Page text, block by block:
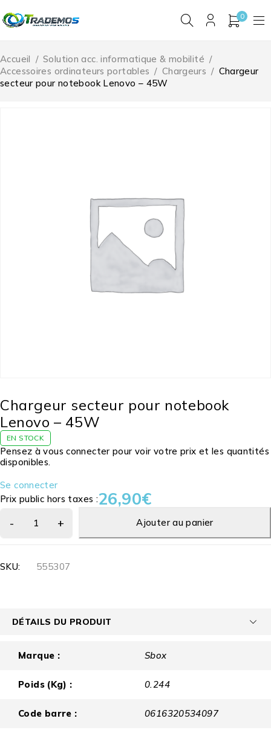
0
Accueil / Solution acc. informatique & mobilité /
Accessoires ordinateurs portables / Chargeurs / Chargeur
secteur pour notebook Lenovo – 45W
Chargeur secteur pour notebook
Lenovo – 45W
EN STOCK
Pensez à vous connecter pour voir votre prix et les quantités
disponibles.
Se connecter
Prix public hors taxes :26,90€
Ajouter au panier
SKU: 555307
DÉTAILS DU PRODUIT
Marque : Sbox
Poids (Kg) : 0.244
Code barre : 0616320534097